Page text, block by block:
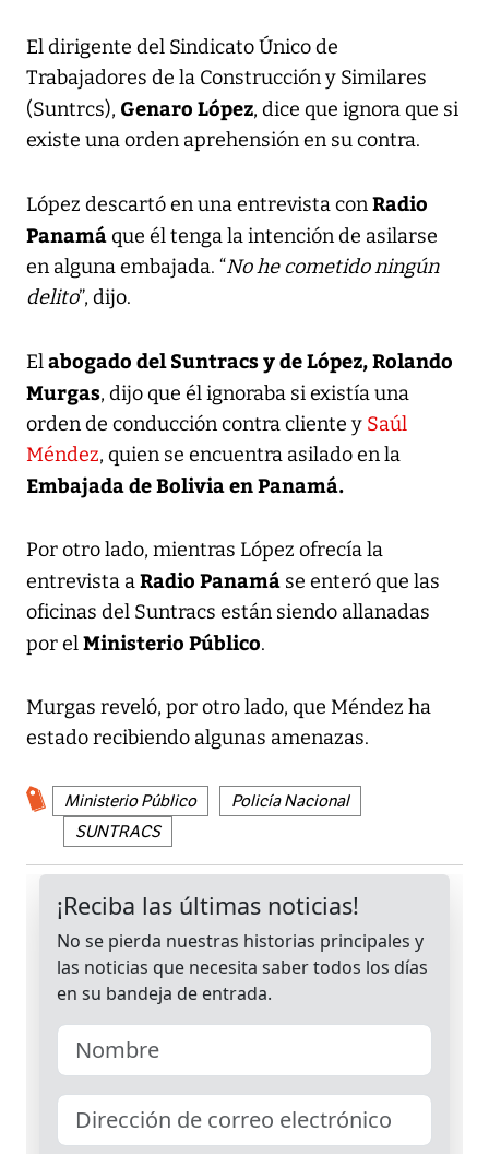
El dirigente del Sindicato Único de
Trabajadores de la Construcción y Similares
(Suntrcs), Genaro López, dice que ignora que si
existe una orden aprehensión en su contra.
López descartó en una entrevista conRadio
Panamáque él tenga la intención de asilarse
en alguna embajada. “No he cometido ningún
delito”, dijo.
Elabogado del Suntracs y de López, Rolando
Murgas, dijo que él ignoraba si existía una
orden de conducción contra cliente y Saúl
Méndez, quien se encuentra asilado en la
Embajada de Bolivia en Panamá.
Por otro lado, mientras López ofrecía la
entrevista aRadio Panamá se enteró que las
oficinas del Suntracs están siendo allanadas
por elMinisterio Público.
Murgas reveló, por otro lado, que Méndez ha
estado recibiendo algunas amenazas.
Ministerio Público
Policía Nacional
SUNTRACS